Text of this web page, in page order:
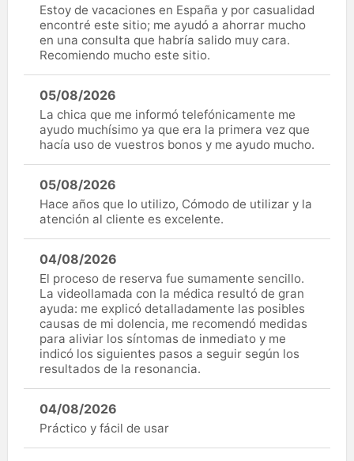
Estoy de vacaciones en España y por casualidad
encontré este sitio; me ayudó a ahorrar mucho
en una consulta que habría salido muy cara.
Recomiendo mucho este sitio.
05/08/2026
La chica que me informó telefónicamente me
ayudo muchísimo ya que era la primera vez que
hacía uso de vuestros bonos y me ayudo mucho.
05/08/2026
Hace años que lo utilizo, Cómodo de utilizar y la
atención al cliente es excelente.
04/08/2026
El proceso de reserva fue sumamente sencillo.
La videollamada con la médica resultó de gran
ayuda: me explicó detalladamente las posibles
causas de mi dolencia, me recomendó medidas
para aliviar los síntomas de inmediato y me
indicó los siguientes pasos a seguir según los
resultados de la resonancia.
04/08/2026
Práctico y fácil de usar